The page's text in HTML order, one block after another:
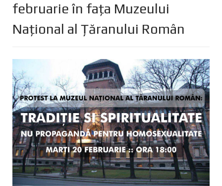
februarie în fața Muzeului
Național al Țăranului Român